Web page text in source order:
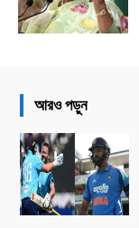
আরও পড়ুন